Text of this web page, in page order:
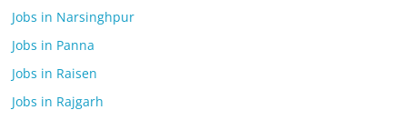
Jobs in Narsinghpur
Jobs in Panna
Jobs in Raisen
Jobs in Rajgarh